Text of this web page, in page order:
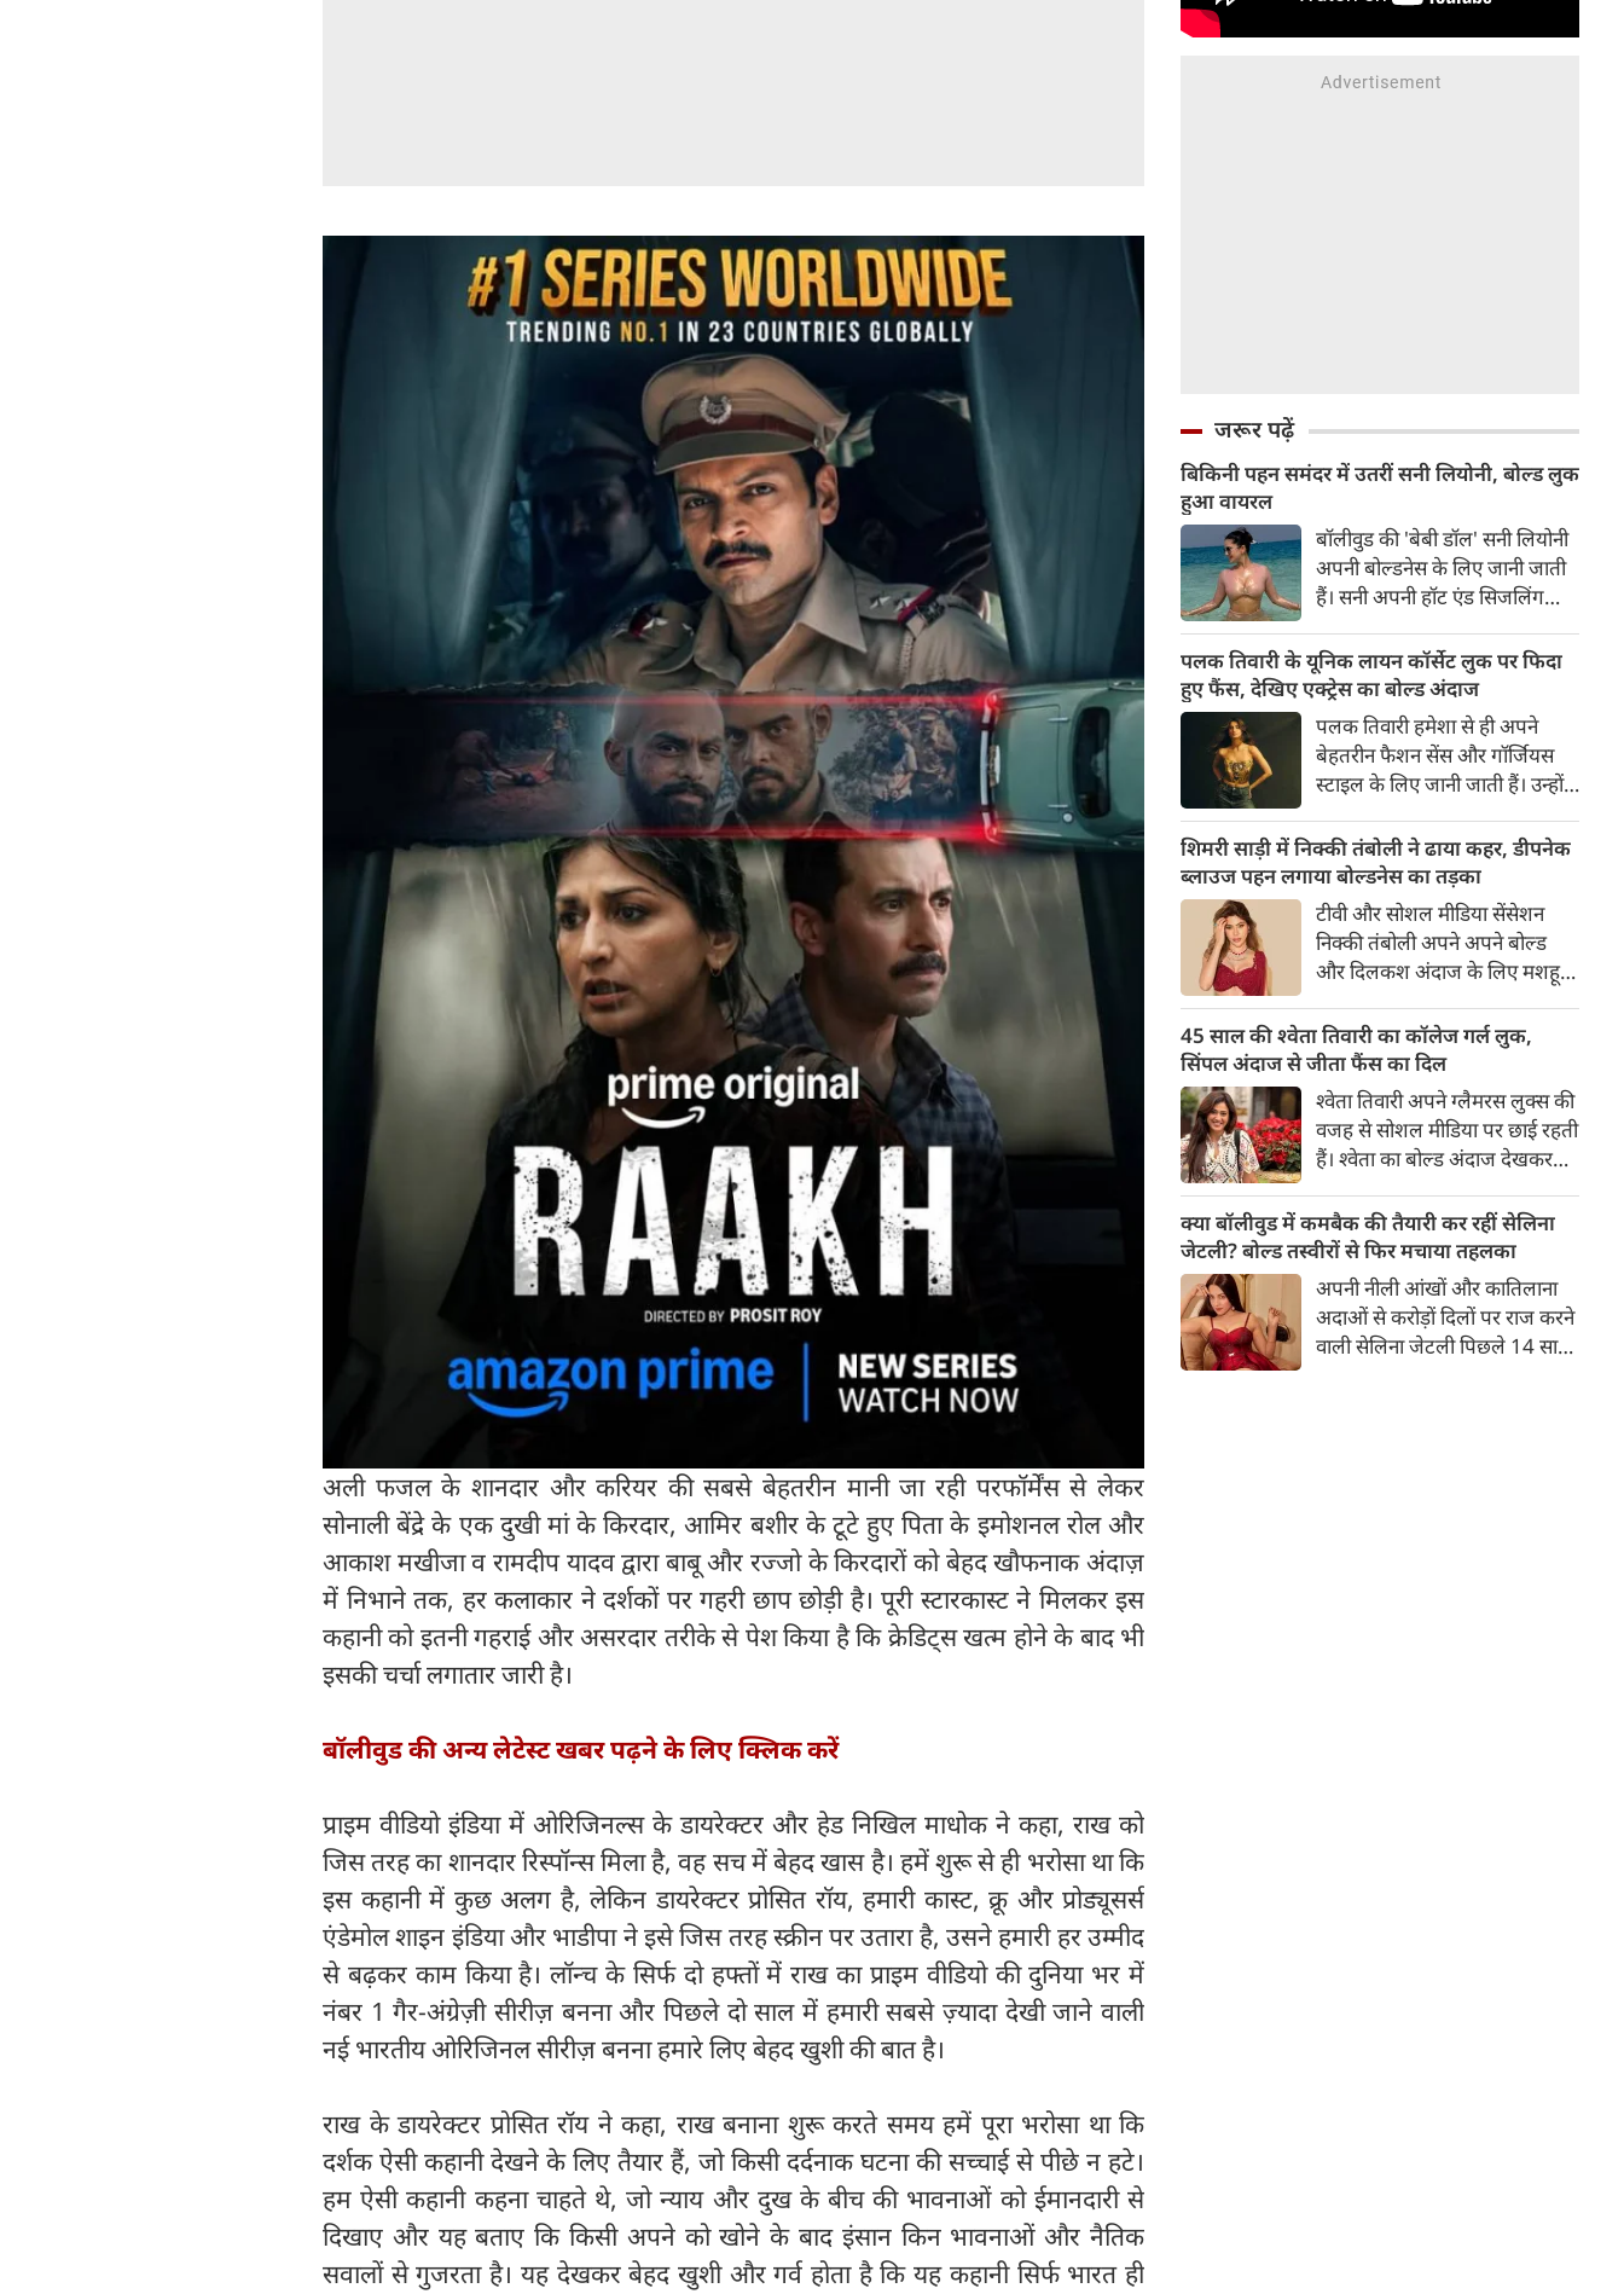
अली फजल के शानदार और करियर की सबसे बेहतरीन मानी जा रही परफॉर्मेंस से लेकर
सोनाली बेंद्रे के एक दुखी मां के किरदार, आमिर बशीर के टूटे हुए पिता के इमोशनल रोल और
आकाश मखीजा व रामदीप यादव द्वारा बाबू और रज्जो के किरदारों को बेहद खौफनाक अंदाज़
में निभाने तक, हर कलाकार ने दर्शकों पर गहरी छाप छोड़ी है। पूरी स्टारकास्ट ने मिलकर इस
कहानी को इतनी गहराई और असरदार तरीके से पेश किया है कि क्रेडिट्स खत्म होने के बाद भी
इसकी चर्चा लगातार जारी है।
बॉलीवुड की अन्य लेटेस्ट खबर पढ़ने के लिए क्लिक करें
प्राइम वीडियो इंडिया में ओरिजिनल्स के डायरेक्टर और हेड निखिल माधोक ने कहा, राख को
जिस तरह का शानदार रिस्पॉन्स मिला है, वह सच में बेहद खास है। हमें शुरू से ही भरोसा था कि
इस कहानी में कुछ अलग है, लेकिन डायरेक्टर प्रोसित रॉय, हमारी कास्ट, क्रू और प्रोड्यूसर्स
एंडेमोल शाइन इंडिया और भाडीपा ने इसे जिस तरह स्क्रीन पर उतारा है, उसने हमारी हर उम्मीद
से बढ़कर काम किया है। लॉन्च के सिर्फ दो हफ्तों में राख का प्राइम वीडियो की दुनिया भर में
नंबर 1 गैर-अंग्रेज़ी सीरीज़ बनना और पिछले दो साल में हमारी सबसे ज़्यादा देखी जाने वाली
नई भारतीय ओरिजिनल सीरीज़ बनना हमारे लिए बेहद खुशी की बात है।
राख के डायरेक्टर प्रोसित रॉय ने कहा, राख बनाना शुरू करते समय हमें पूरा भरोसा था कि
दर्शक ऐसी कहानी देखने के लिए तैयार हैं, जो किसी दर्दनाक घटना की सच्चाई से पीछे न हटे।
हम ऐसी कहानी कहना चाहते थे, जो न्याय और दुख के बीच की भावनाओं को ईमानदारी से
दिखाए और यह बताए कि किसी अपने को खोने के बाद इंसान किन भावनाओं और नैतिक
सवालों से गुजरता है। यह देखकर बेहद खुशी और गर्व होता है कि यह कहानी सिर्फ भारत ही
जरूर पढ़ें
बिकिनी पहन समंदर में उतरीं सनी लियोनी, बोल्ड लुक
हुआ वायरल
बॉलीवुड की 'बेबी डॉल' सनी लियोनी
अपनी बोल्डनेस के लिए जानी जाती
हैं। सनी अपनी हॉट एंड सिजलिंग
रहती हैं। फैंस सनी लियोनी की तस्वीरों
का बेसब्री से इंतजार करते हैं। इस बार
सनी लियोनी ने मालदीव वेकेशन से
अपनी कुछ बोल्ड तस्वीरें शेयर की है।
पलक तिवारी के यूनिक लायन कॉर्सेट लुक पर फिदा
हुए फैंस, देखिए एक्ट्रेस का बोल्ड अंदाज
पलक तिवारी हमेशा से ही अपने
बेहतरीन फैशन सेंस और गॉर्जियस
स्टाइल के लिए जानी जाती हैं। उन्होंने
फिर फैंस का दिल जीत लिया है।
पलक ने एक बेहद यूनीक और
स्टाइलिश गोल्डन कॉर्सेट टॉप में
अपनी कुछ तस्वीरें शेयर की है।
शिमरी साड़ी में निक्की तंबोली ने ढाया कहर, डीपनेक
ब्लाउज पहन लगाया बोल्डनेस का तड़का
टीवी और सोशल मीडिया सेंसेशन
निक्की तंबोली अपने अपने बोल्ड
और दिलकश अंदाज के लिए मशहूर
इंटरनेट पर तहलका मचाती रहती हैं।
इस बार निक्की ने मरून कलर की
साड़ी में अपनी कुछ सुपर सिजलिंग
तस्वीरें शेयर की है। खूबसूरत शिमरी
साड़ी में निक्की की अदाएं देखने
लायक है।
45 साल की श्वेता तिवारी का कॉलेज गर्ल लुक,
सिंपल अंदाज से जीता फैंस का दिल
श्वेता तिवारी अपने ग्लैमरस लुक्स की
वजह से सोशल मीडिया पर छाई रहती
हैं। श्वेता का बोल्ड अंदाज देखकर
बच्चों की मां हैं। 45 साल की श्वेता
तिवारी की तस्वीरों पर फैंस जमकर
प्यार लुटाते हैं। इस बार श्वेता तिवारी
ने वेकेशन से अपनी कुछ तस्वीरें शेयर
की है।
क्या बॉलीवुड में कमबैक की तैयारी कर रहीं सेलिना
जेटली? बोल्ड तस्वीरों से फिर मचाया तहलका
अपनी नीली आंखों और कातिलाना
अदाओं से करोड़ों दिलों पर राज करने
वाली सेलिना जेटली पिछले 14 साल